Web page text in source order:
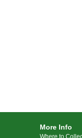
More Info
Where to